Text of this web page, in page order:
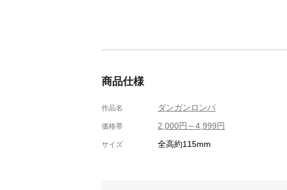
商品仕様
作品名 ダンガンロンパ
価格帯 2,000円～4,999円
サイズ 全高約115mm